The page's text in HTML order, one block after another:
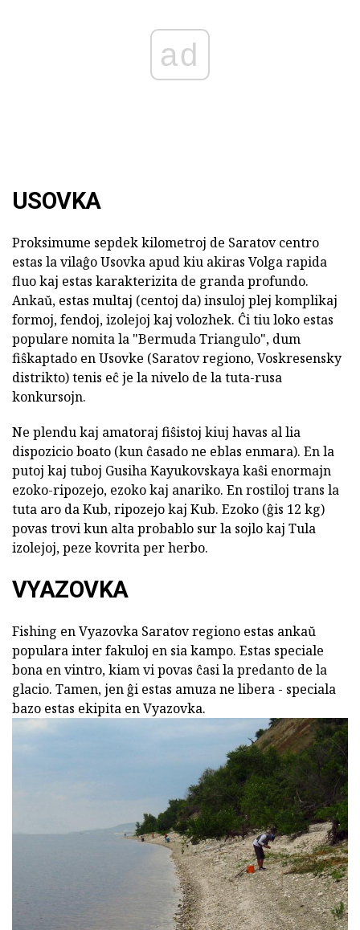
ad
USOVKA
Proksimume sepdek kilometroj de Saratov centro
estas la vilaĝo Usovka apud kiu akiras Volga rapida
fluo kaj estas karakterizita de granda profundo.
Ankaŭ, estas multaj (centoj da) insuloj plej komplikaj
formoj, fendoj, izolejoj kaj volozhek. Ĉi tiu loko estas
populare nomita la "Bermuda Triangulo", dum
fiŝkaptado en Usovke (Saratov regiono, Voskresensky
distrikto) tenis eĉ je la nivelo de la tuta-rusa
konkursojn.
Ne plendu kaj amatoraj fiŝistoj kiuj havas al lia
dispozicio boato (kun ĉasado ne eblas enmara). En la
putoj kaj tuboj Gusiha Kayukovskaya kaŝi enormajn
ezoko-ripozejo, ezoko kaj anariko. En rostiloj trans la
tuta aro da Kub, ripozejo kaj Kub. Ezoko (ĝis 12 kg)
povas trovi kun alta probablo sur la sojlo kaj Tula
izolejoj, peze kovrita per herbo.
VYAZOVKA
Fishing en Vyazovka Saratov regiono estas ankaŭ
populara inter fakuloj en sia kampo. Estas speciale
bona en vintro, kiam vi povas ĉasi la predanto de la
glacio. Tamen, jen ĝi estas amuza ne libera - speciala
bazo estas ekipita en Vyazovka.